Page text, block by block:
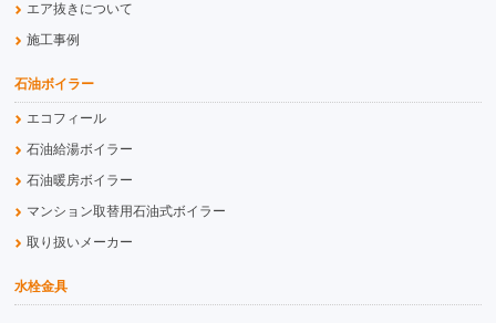
エア抜きについて
施工事例
石油ボイラー
エコフィール
石油給湯ボイラー
石油暖房ボイラー
マンション取替用石油式ボイラー
取り扱いメーカー
水栓金具